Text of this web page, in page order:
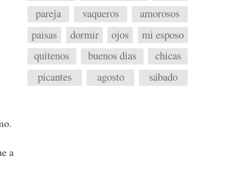
a
pareja
vaqueros
amorosos
paisas
dormir ojos
mi esposo
quitenos
buenos dias
chicas
picantes
agosto sábado